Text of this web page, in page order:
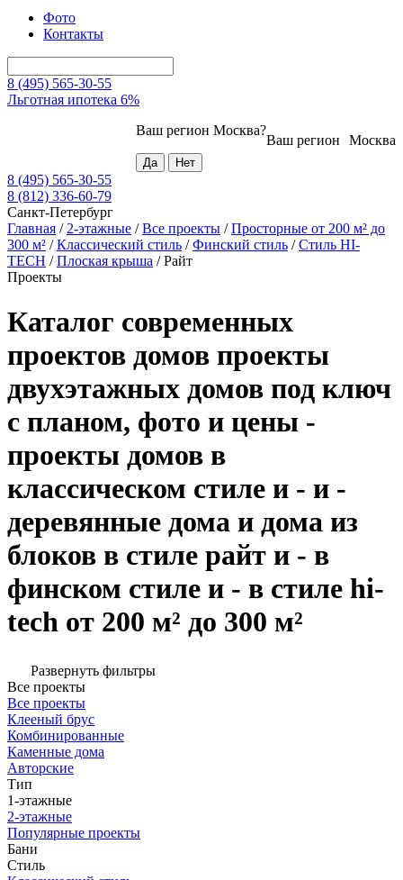
Фото
Контакты
8 (495) 565-30-55
Льготная ипотека 6%
Москва
Ваш регион
Ваш регион Москва?
8 (495) 565-30-55
8 (812) 336-60-79
Санкт-Петербург
Главная / 2-этажные /Все проекты /Просторные от 200 м² до
300 м² /Классический стиль /Финский стиль /Стиль HI-
TECH /Плоская крыша /Райт
Проекты
Каталог современных
проектов домов проекты
двухэтажных домов под ключ
с планом, фото и цены -
проекты домов в
классическом стиле и - и -
деревянные дома и дома из
блоков в стиле райт и - в
финском стиле и - в стиле hi-
tech от 200 м² до 300 м²
Развернуть фильтры
Все проекты
Все проекты
Клееный брус
Комбинированные
Каменные дома
Авторские
Тип
1-этажные
2-этажные
Популярные проекты
Бани
Стиль